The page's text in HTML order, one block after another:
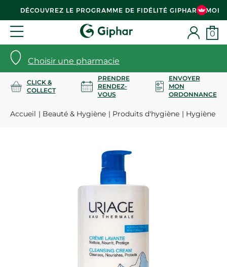
DÉCOUVREZ LE PROGRAMME DE FIDÉLITÉ GIPHAR & MOI
Choisir une pharmacie
0
CLICK &
COLLECT
PRENDRE
RENDEZ-
VOUS
ENVOYER
MON
ORDONNANCE
Accueil Beauté & Hygiène Produits d'hygiène Hygiène